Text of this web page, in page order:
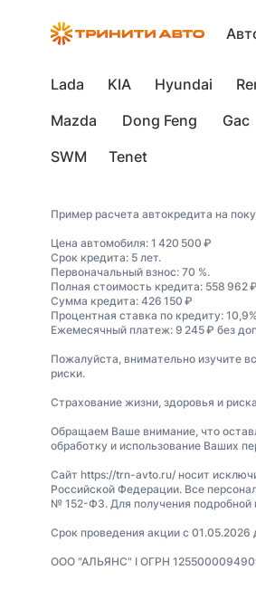
Lada KIA Hyundai
Mazda
Dong Feng Gac
SWM
Tenet
Пример расчета автокредита на
Цена автомобиля: 1 420 500 ₽
Срок кредита: 5 лет.
Первоначальный взнос: 70 %.
Полная стоимость кредита: 558 962 ₽
Сумма кредита: 426 150 ₽
Процентная ставка по кредиту: 10,9%
Ежемесячный платеж: 9 245 ₽ без
Пожалуйста, внимательно изучите
риски.
Страхование жизни, здоровья и
Обращаем Ваше внимание, что
обработку и использование Ваших
Сайт https://trn-avto.ru/ носит
Российской Федерации. Все
№ 152-ФЗ. Для получения подробной
Срок проведения акции с
ООО "АЛЬЯНС" I ОГРН 1255000094909